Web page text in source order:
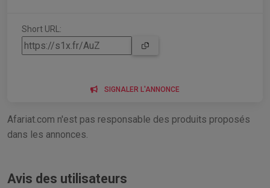
Short URL:
SIGNALER L'ANNONCE
Afariat.com n'est pas responsable des produits proposés
dans les annonces.
Avis des utilisateurs